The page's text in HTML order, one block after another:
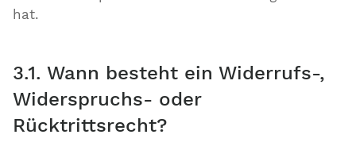
hat.
3.1. Wann besteht ein Widerrufs-,
Widerspruchs- oder
Rücktrittsrecht?